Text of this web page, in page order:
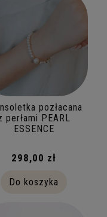
pozłacana
perłami PEARL
ESSENCE
298,00 zł
Do koszyka